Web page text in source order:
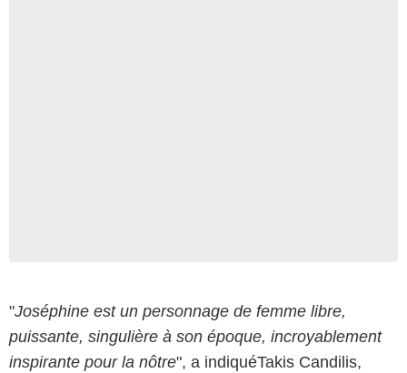
"Joséphine est un personnage de femme libre,
puissante, singulière à son époque, incroyablement
inspirante pour la nôtre", a indiquéTakis Candilis,